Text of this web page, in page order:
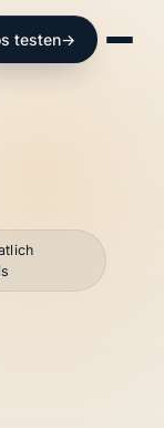
testen→